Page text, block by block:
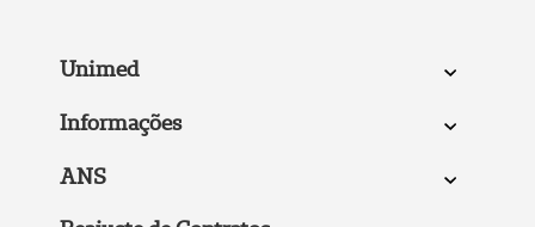
Unimed
Informações
ANS